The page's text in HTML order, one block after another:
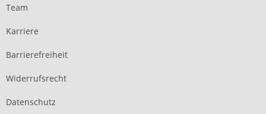
Team
Karriere
Barrierefreiheit
Widerrufsrecht
Datenschutz